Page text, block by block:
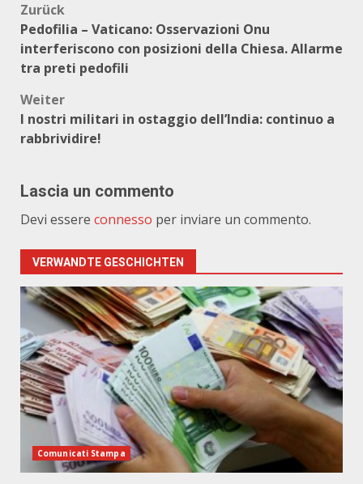
Beitragsnavigation
Zurück
Pedofilia – Vaticano: Osservazioni Onu
interferiscono con posizioni della Chiesa. Allarme
tra preti pedofili
Weiter
I nostri militari in ostaggio dell’India: continuo a
rabbrividire!
Lascia un commento
Devi essere connesso per inviare un commento.
VERWANDTE GESCHICHTEN
Comunicati Stampa